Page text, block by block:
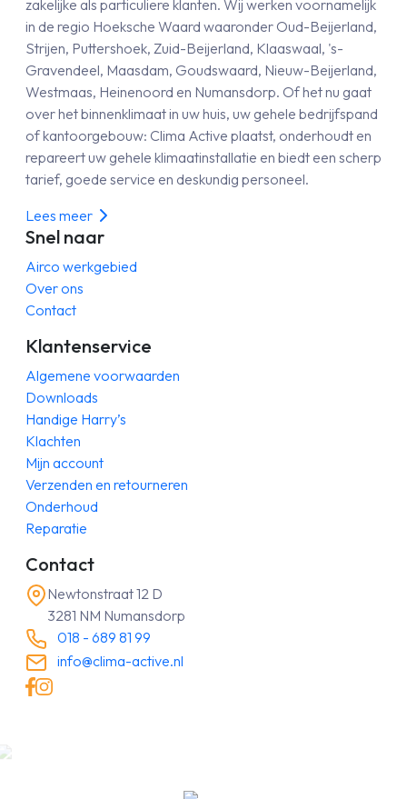
zakelijke als particuliere klanten. Wij werken voornamelijk
in de regio Hoeksche Waard waaronder Oud-Beijerland,
Strijen, Puttershoek, Zuid-Beijerland, Klaaswaal, 's-
Gravendeel, Maasdam, Goudswaard, Nieuw-Beijerland,
Westmaas, Heinenoord en Numansdorp. Of het nu gaat
over het binnenklimaat in uw huis, uw gehele bedrijfspand
of kantoorgebouw: Clima Active plaatst, onderhoudt en
repareert uw gehele klimaatinstallatie en biedt een scherp
tarief, goede service en deskundig personeel.
Lees meer
Snel naar
Airco werkgebied
Over ons
Contact
Klantenservice
Algemene voorwaarden
Downloads
Handige Harry’s
Klachten
Mijn account
Verzenden en retourneren
Onderhoud
Reparatie
Contact
Newtonstraat 12 D
3281 NM Numansdorp
018 - 689 81 99
info@clima-active.nl